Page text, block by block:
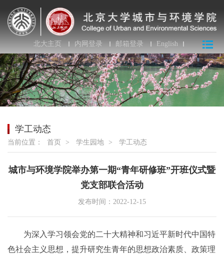
北大主页 内网登录 邮箱登录 English
学工动态
当前位置： 首页 > 学生园地 > 学工动态
城市与环境学院举办第一期“青年研修班”开班仪式暨
党支部联合活动
发布时间：2022-12-15
为深入学习领会党的二十大精神和习近平新时代中国特
色社会主义思想，提升研究生青年的思想政治素质、政策理